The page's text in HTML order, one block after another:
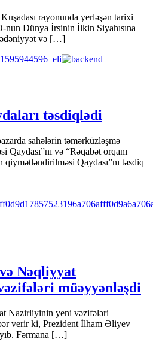
rayonunda yerləşən tarixi
Dünya İrsinin İlkin Siyahısına
və […]
təsdiqlədi
sahələrin təmərküzləşmə
və “Rəqabət orqanı
Qaydası”nı təsdiq
Nəqliyyat
müəyyənləşdi
Nazirliyinin yeni vəzifələri
verir ki, Prezident İlham Əliyev
Fərmana […]